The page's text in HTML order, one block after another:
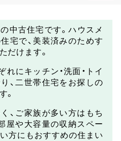
中古住宅です。ハウスメ
宅で、美装済みのためす
だけます。
れにキッチン・洗面・トイ
、二世帯住宅をお探しの
。
、ご家族が多い方はもち
屋や大容量の収納スペー
方にもおすすめの住まい